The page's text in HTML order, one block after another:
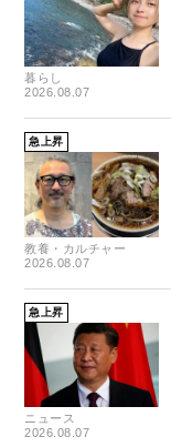
暮らし
2026.08.07
急上昇
教養・カルチャー
2026.08.07
急上昇
ニュース
2026.08.07